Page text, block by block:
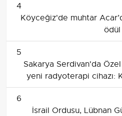
4
Köyceğiz'de muhtar
ödül
5
Sakarya Serdivan'da
yeni radyoterapi cihazı:
hasta
6
İsrail Ordusu, Lübnan